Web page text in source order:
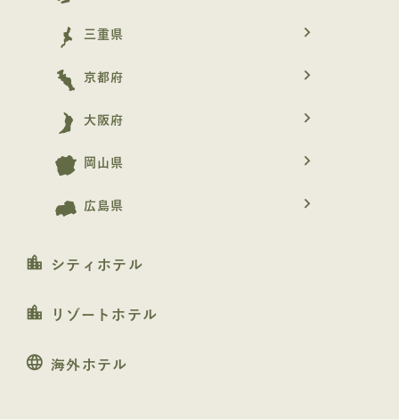
三重県 navigate_next
京都府 navigate_next
大阪府 navigate_next
岡山県 navigate_next
広島県 navigate_next
location_city シティホテル
location_city リゾートホテル
language 海外ホテル